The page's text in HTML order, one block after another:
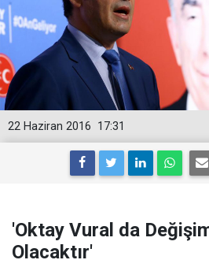
17:31
22 Haziran 2016
'Oktay Vural da
Olacaktır'